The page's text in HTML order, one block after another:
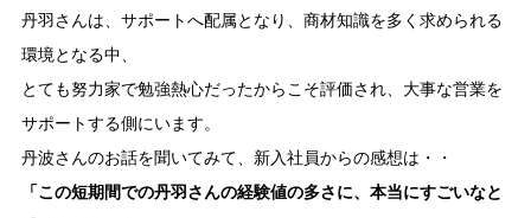
丹羽さんは、サポートへ配属となり、商材知識を多く求められる
環境となる中、
とても努力家で勉強熱心だったからこそ評価され、大事な営業を
サポートする側にいます。
丹波さんのお話を聞いてみて、新入社員からの感想は・・
「この短期間での丹羽さんの経験値の多さに、本当にすごいなと